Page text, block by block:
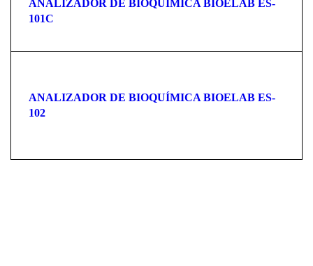
ANALIZADOR DE BIOQUÍMICA BIOELAB ES-
101C
ANALIZADOR DE BIOQUÍMICA BIOELAB ES-
102